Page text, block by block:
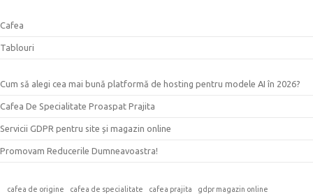
Cafea
Tablouri
Cum să alegi cea mai bună platformă de hosting pentru modele AI în 2026?
Cafea De Specialitate Proaspat Prajita
Servicii GDPR pentru site și magazin online
Promovam Reducerile Dumneavoastra!
cafea de origine cafea de specialitate cafea prajita gdpr magazin online